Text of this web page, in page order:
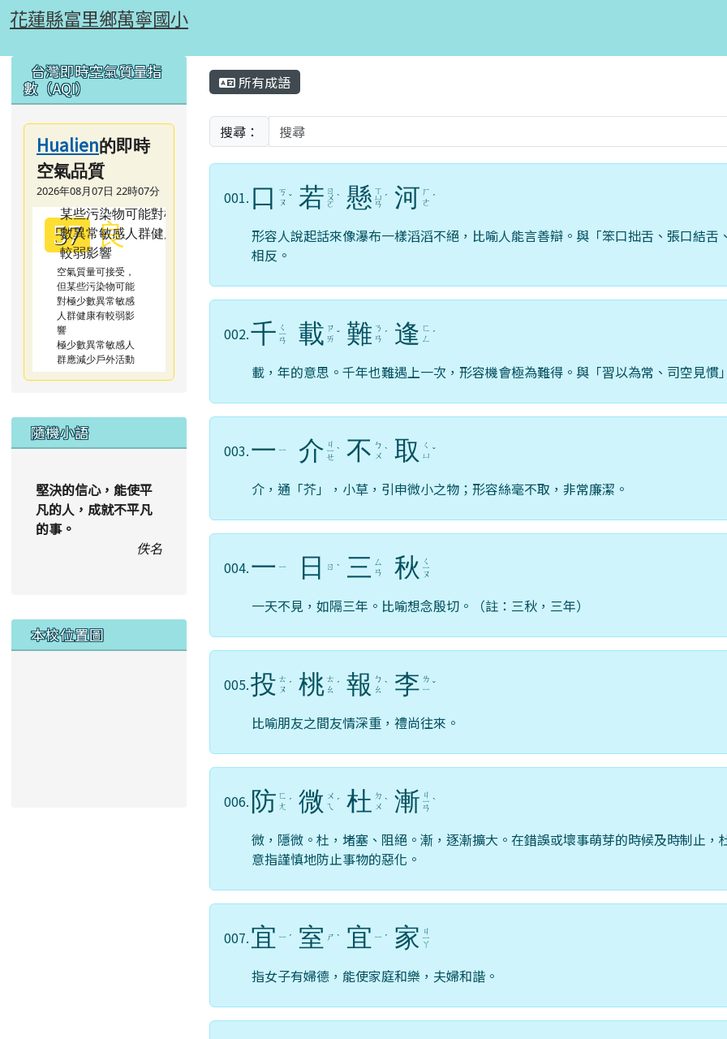
跳至主內容區
花蓮縣富里鄉萬寧國小
花蓮縣富里鄉萬寧國小
左邊區域內容
台灣即時空氣質量指
數（AQI）
Hualien的即時
空氣品質
2026年08月07日 22時07分
57 良
空氣質量可接受，
但某些污染物可能
對極少數異常敏感
人群健康有較弱影
響
極少數異常敏感人
群應減少戶外活動
隨機小語
堅決的信心，能使平
凡的人，成就不平凡
的事。
佚名
本校位置圖
主內容區域
所有成語
搜尋：
001. 口
ㄎ
ㄡ ˇ 若 ㄖ
ㄨ
ㄛ
ˋ 懸 ㄒ
ㄩ
ㄢ
ˊ 河 ㄏ
ㄜ ˊ
形容人說起話來像瀑布一樣滔滔不絕，比喻人能言善辯。與「笨口拙舌、張口結舌
相反。
002.千 ㄑ
ㄧ
ㄢ 載 ㄗ
ㄞ ˇ 難 ㄋ
ㄢ ˊ 逢 ㄈ
ㄥ
ˊ
載，年的意思。千年也難遇上一次，形容機會極為難得。與「習以為常、司空見慣
003.一 ㄧ 介 ㄐ
ㄧ
ㄝ
ˋ 不 ㄅ
ㄨ ˋ 取
ㄑ
ㄩ ˇ
介，通「芥」，小草，引申微小之物；形容絲毫不取，非常廉潔。
004.一 ㄧ 日 ㄖ ˋ 三 ㄙ
ㄢ
秋 ㄑ
ㄧ
ㄡ
一天不見，如隔三年。比喻想念殷切。（註：三秋，三年）
005.投 ㄊ
ㄡ ˊ 桃 ㄊ
ㄠ ˊ 報 ㄅ
ㄠ ˋ 李 ㄌ
ㄧ ˇ
比喻朋友之間友情深重，禮尚往來。
006. 防 ㄈ
ㄤ ˊ 微 ㄨ
ㄟ
ˊ 杜 ㄉ
ㄨ ˋ 漸 ㄐ
ㄧ
ㄢ
ˋ
微，隱微。杜，堵塞、阻絕。漸，逐漸擴大。在錯誤或壞事萌芽的時候及時制止，
意指謹慎地防止事物的惡化。
007.宜 ㄧ ˊ 室 ㄕ ˋ 宜 ㄧ ˊ 家 ㄐ
ㄧ
ㄚ
指女子有婦德，能使家庭和樂，夫婦和諧。
頁尾區域